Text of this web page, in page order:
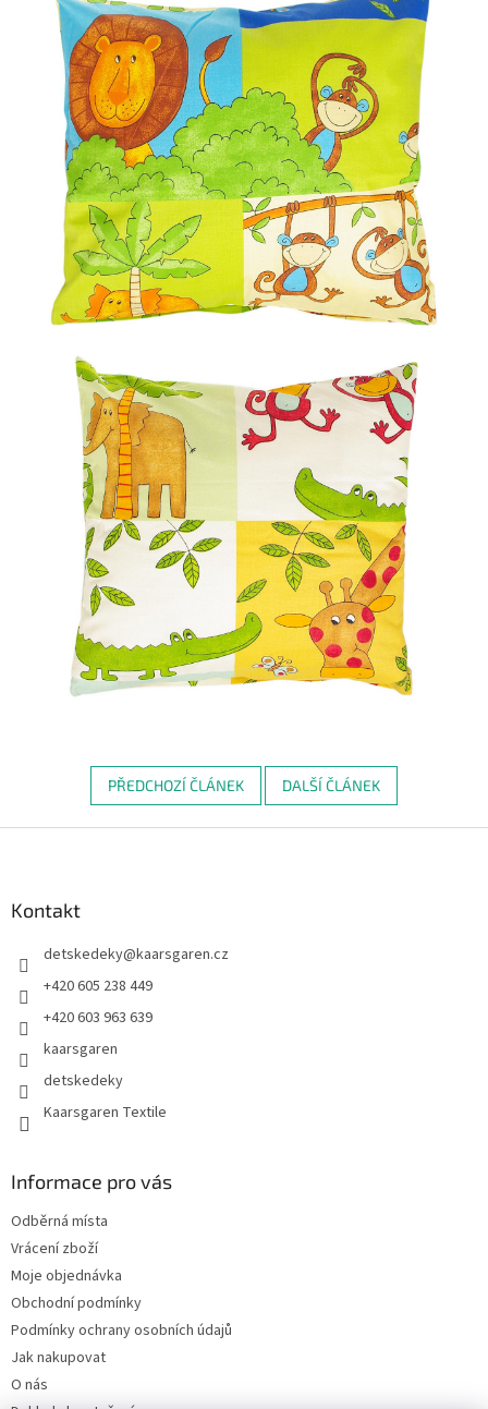
PŘEDCHOZÍ ČLÁNEK DALŠÍ ČLÁNEK
Kontakt
detskedeky@kaarsgaren.cz
+420 605 238 449
+420 603 963 639
kaarsgaren
detskedeky
Kaarsgaren Textile
Informace pro vás
Odběrná místa
Vrácení zboží
Moje objednávka
Obchodní podmínky
Podmínky ochrany osobních údajů
Jak nakupovat
O nás